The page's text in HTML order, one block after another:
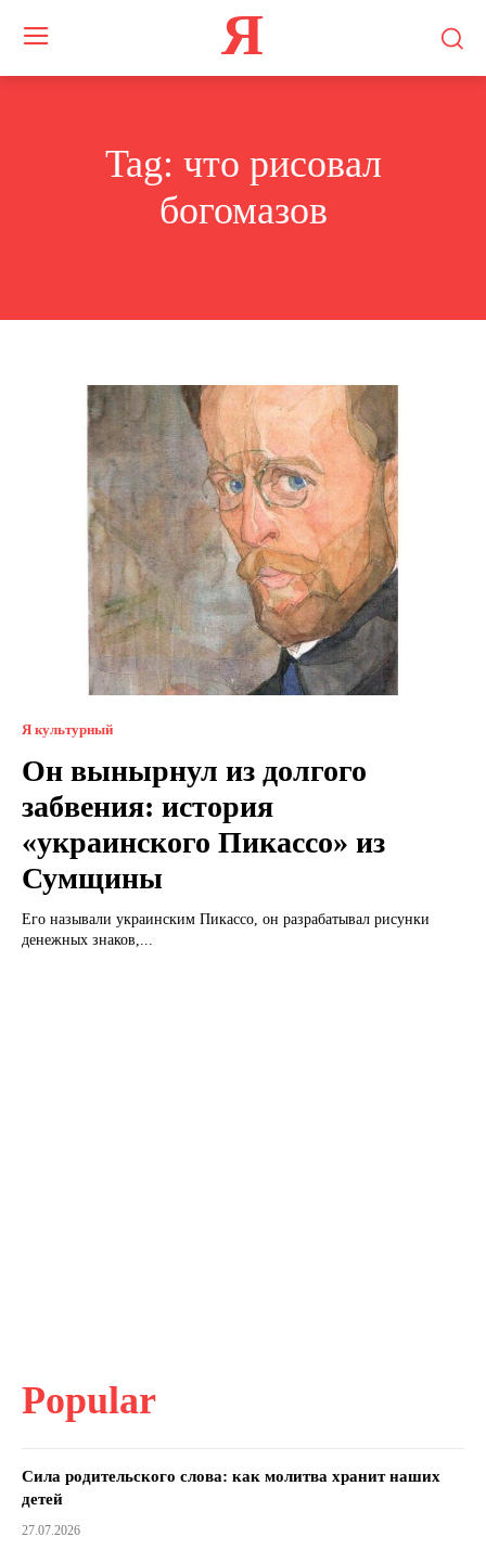
Я
Tag: что рисовал
богомазов
Я культурный
Он вынырнул из долгого
забвения: история
«украинского Пикассо» из
Сумщины
Его называли украинским Пикассо, он разрабатывал рисунки
денежных знаков,...
Popular
Сила родительского слова: как молитва хранит наших
детей
27.07.2026